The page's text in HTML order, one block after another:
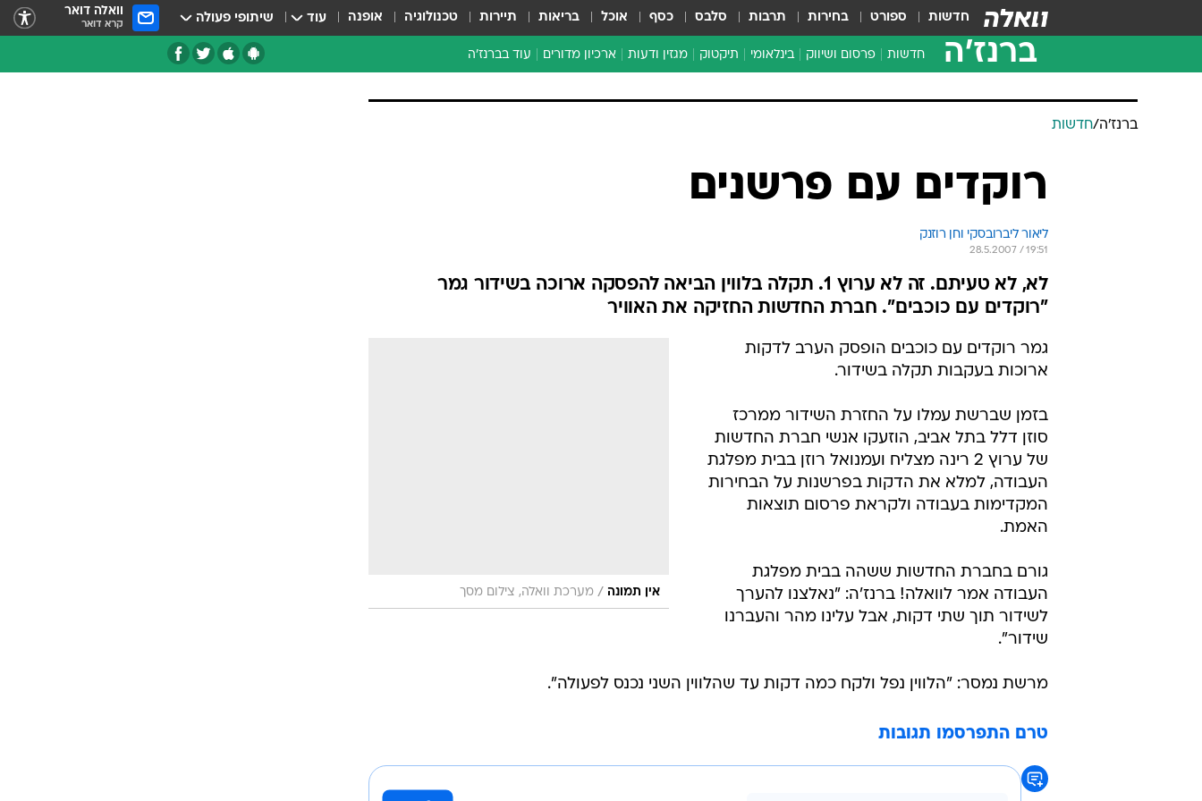
חדשות ספורט בחירות תרבות סלבס כסף אוכל בריאות תיירות טכנולוגיה אופנה עוד שיתופי פעולה וואלה דואר
קרא דואר
ברנז'ה חדשות פרסום ושיווק בינלאומי תיקטוק מגזין ודעות ארכיון מדורים עוד בברנז'ה
ברנז'ה/חדשות
רוקדים עם פרשנים
ליאור ליברובסקי וחן רוזנק
28.5.2007 / 19:51
לא, לא טעיתם. זה לא ערוץ 1. תקלה בלווין הביאה להפסקה ארוכה בשידור גמר
"רוקדים עם כוכבים". חברת החדשות החזיקה את האוויר
אין תמונה / מערכת וואלה, צילום מסך
גמר רוקדים עם כוכבים הופסק הערב לדקות
ארוכות בעקבות תקלה בשידור.
בזמן שברשת עמלו על החזרת השידור ממרכז
סוזן דלל בתל אביב, הוזעקו אנשי חברת החדשות
של ערוץ 2 רינה מצליח ועמנואל רוזן בבית מפלגת
העבודה, למלא את הדקות בפרשנות על הבחירות
המקדימות בעבודה ולקראת פרסום תוצאות
האמת.
גורם בחברת החדשות ששהה בבית מפלגת
העבודה אמר לוואלה! ברנז'ה: "נאלצנו להערך
לשידור תוך שתי דקות, אבל עלינו מהר והעברנו
שידור".
מרשת נמסר: "הלווין נפל ולקח כמה דקות עד שהלווין השני נכנס לפעולה".
טרם התפרסמו תגובות